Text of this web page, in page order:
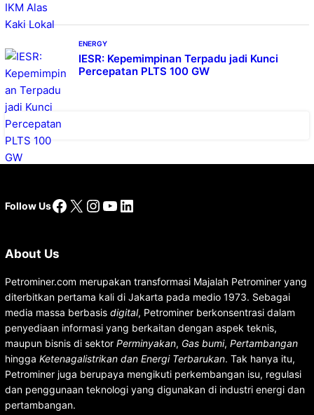
ENERGY
IESR: Kepemimpinan Terpadu jadi Kunci
Percepatan PLTS 100 GW
Follow UsFacebook
X Instagram
YouTube
LinkedIn
About Us
Petrominer.com merupakan transformasi Majalah Petrominer yang
diterbitkan pertama kali di Jakarta pada medio 1973. Sebagai
media massa berbasis digital, Petrominer berkonsentrasi dalam
penyediaan informasi yang berkaitan dengan aspek teknis,
maupun bisnis di sektor Perminyakan, Gas bumi, Pertambangan
hingga Ketenagalistrikan dan Energi Terbarukan. Tak hanya itu,
Petrominer juga berupaya mengikuti perkembangan isu, regulasi
dan penggunaan teknologi yang digunakan di industri energi dan
pertambangan.